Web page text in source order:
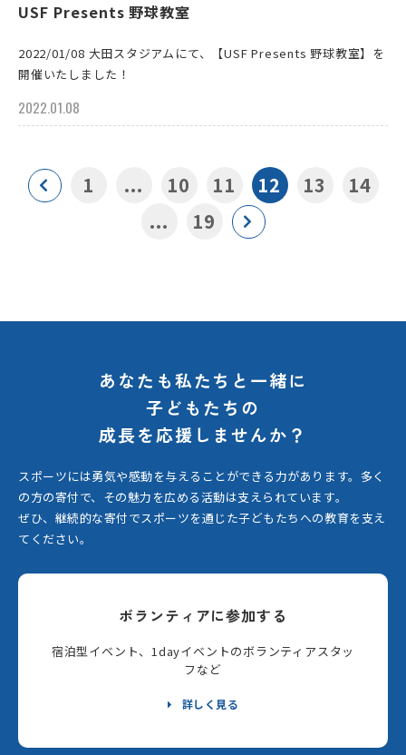
USF Presents 野球教室
2022/01/08 大田スタジアムにて、【USF Presents 野球教室】を
開催いたしました！
2022.01.08
1 ... 10 11 12 13
14
...
19
あなたも私たちと一緒に
子どもたちの
成長を応援しませんか？
スポーツには勇気や感動を与えることができる力があります。 多く
の方の寄付で、その魅力を広める活動は支えられています。
ぜひ、継続的な寄付でスポーツを通じた子どもたちへの教育を支え
てください。
ボランティアに参加する
宿泊型イベント、1dayイベントのボランティアスタッ
フなど
詳しく見る